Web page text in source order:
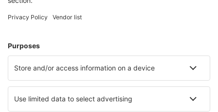
Accommodatie in Griekenland - Populaire steden
Verblijf in Athene Verblijf in Thessaloniki